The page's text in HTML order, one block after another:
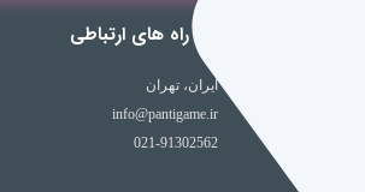
راه های ارتباطی
ایران، تهران
info@pantigame.ir
021-91302562